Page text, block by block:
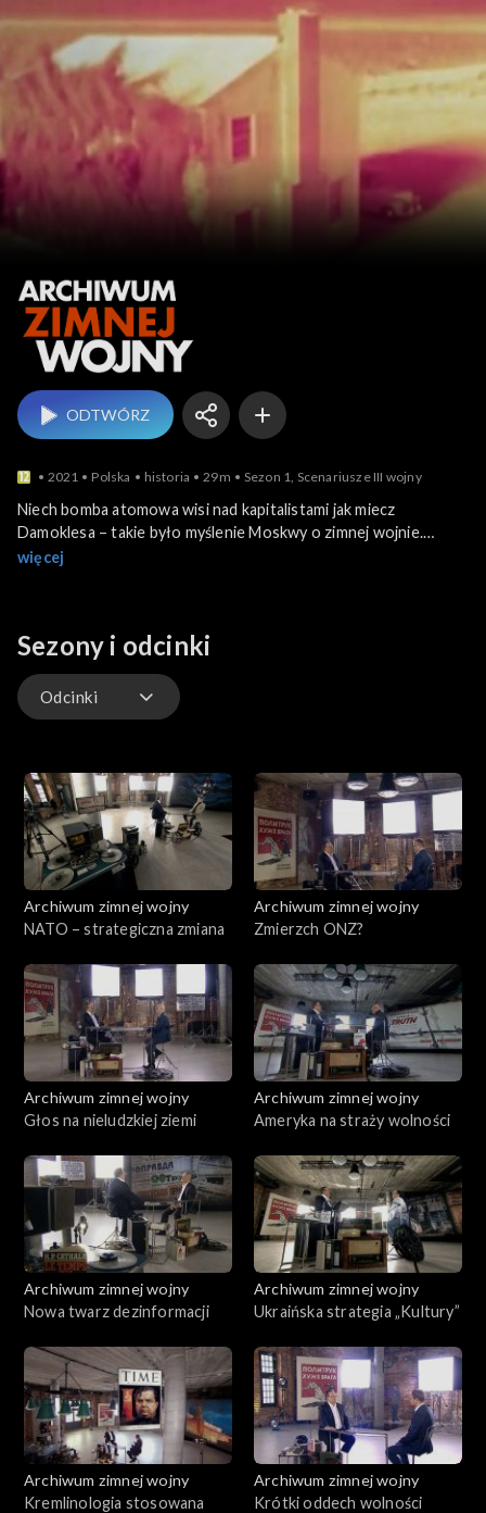
Archiwum zimnej wojny
ODTWÓRZ
2021 Polska historia 29m Sezon 1, Scenariusze III wojny
Niech bomba atomowa wisi nad kapitalistami jak miecz
Damoklesa – takie było myślenie Moskwy o zimnej wojnie.
Jednak z dokumentów dostarczonych przez Ryszarda
Historycznych Wojskowego Biura Historycznego i płk dr hab.
Juliusz Tym (Akademia Sztuki Wojennej).
więcej
Sezony i odcinki
Odcinki
Archiwum zimnej wojny
NATO – strategiczna zmiana
Archiwum zimnej wojny
Zmierzch ONZ?
Archiwum zimnej wojny
Głos na nieludzkiej ziemi
Archiwum zimnej wojny
Ameryka na straży wolności
Archiwum zimnej wojny
Nowa twarz dezinformacji
Archiwum zimnej wojny
Ukraińska strategia „Kultury”
Archiwum zimnej wojny
Kremlinologia stosowana
Archiwum zimnej wojny
Krótki oddech wolności